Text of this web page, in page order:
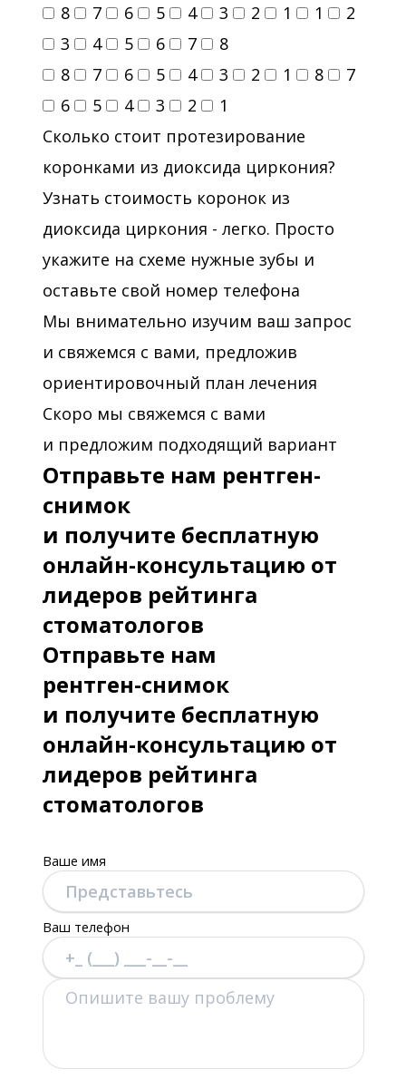
8 7 6 5 4 3 2 1 1
2
3
4 5 6 7
8
8
7 6 5 4 3 2 1 8
7
6
5 4 3 2
1
Сколько стоит протезирование
коронками из диоксида циркония?
Узнать стоимость коронок из
диоксида циркония - легко. Просто
укажите на схеме нужные зубы и
оставьте свой номер телефона
Мы внимательно изучим ваш запрос
и свяжемся с вами, предложив
ориентировочный план лечения
Скоро мы свяжемся с вами
и предложим подходящий вариант
Отправьте нам рентген-
снимок
и получите бесплатную
онлайн-консультацию от
лидеров рейтинга
стоматологов
Отправьте нам
рентген-снимок
и получите бесплатную
онлайн-консультацию от
лидеров рейтинга
стоматологов
Ваше имя
Ваш телефон